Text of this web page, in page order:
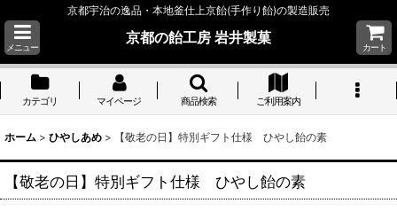
京都宇治の逸品・本地釜仕上京飴(手作り飴)の製造販売
メニュー
京都の飴工房 岩井製菓
カート
カテゴリ マイページ 商品検索 ご利用案内
ホーム > ひやしあめ > 【敬老の日】特別ギフト仕様 ひやし飴の素
【敬老の日】特別ギフト仕様 ひやし飴の素